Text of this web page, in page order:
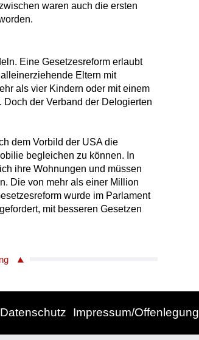
waren auch die ersten
Eine Gesetzesreform erlaubt
Eltern mit
als vier Kindern oder mit einem
der Verband der Delogierten
dem Vorbild der USA die
begleichen zu können. In
ihre Wohnungen und müssen
Die von mehr als einer Million
wurde im Parlament
mit besseren Gesetzen
Datenschutz Impressum/Offenlegung